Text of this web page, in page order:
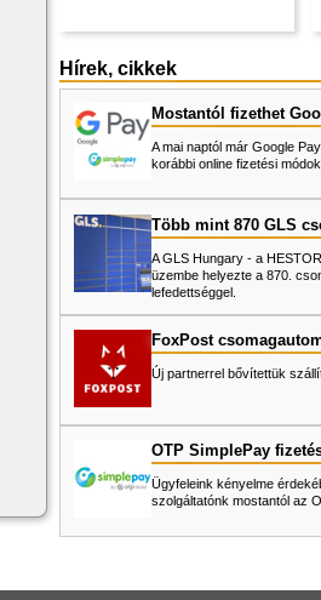
Hírek, cikkek
Mostantól fizethet
A mai naptól már Google
korábbi online fizetési
Több mint 870 GLS
A GLS Hungary - a
üzembe helyezte a 870.
lefedettséggel.
FoxPost
Új partnerrel bővítettük
OTP SimplePay
Ügyfeleink kényelme
szolgáltatónk mostantól az